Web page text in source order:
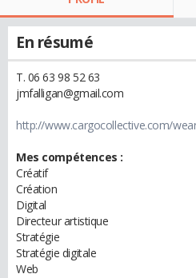
En résumé
T. 06 63 98 52 63
jmfalligan@gmail.com
http://www.cargocollective.com/
Mes compétences :
Créatif
Création
Digital
Directeur artistique
Stratégie
Stratégie digitale
Web